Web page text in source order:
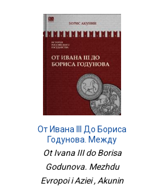
От Ивана III До Бориса
Годунова. Между
Европой И Азией.
ИСТОРИЯ
РОССИЙСКОГО
ГОСУДАРСТВА Том III
Ot Ivana III do Borisa
Godunova. Mezhdu
Evropoi i Aziei , Akunin